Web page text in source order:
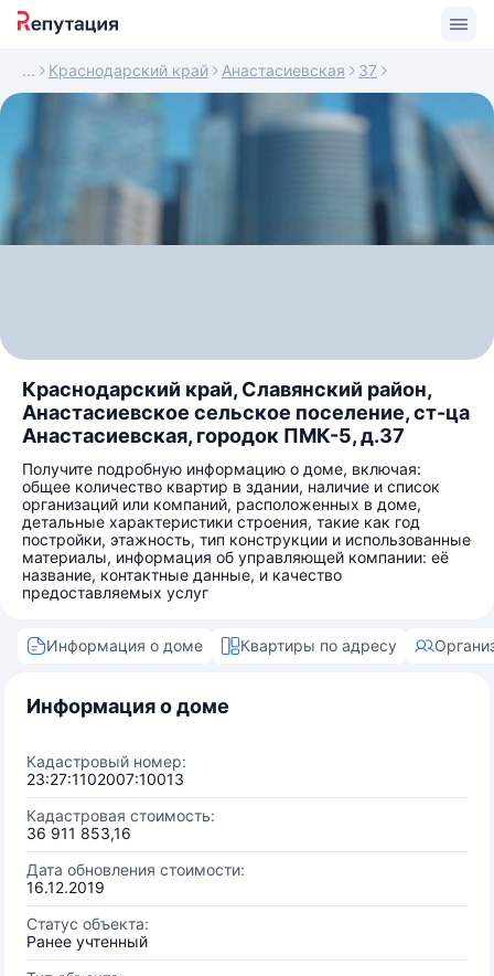
Краснодарский край Анастасиевская 37
Краснодарский край, Славянский район,
Анастасиевское сельское поселение, ст-ца
Анастасиевская, городок ПМК-5, д.37
Получите подробную информацию о доме, включая:
общее количество квартир в здании, наличие и список
организаций или компаний, расположенных в доме,
детальные характеристики строения, такие как год
постройки, этажность, тип конструкции и использованные
материалы, информация об управляющей компании: её
название, контактные данные, и качество
предоставляемых услуг
Информация о доме Квартиры по адресу
Информация о доме
Кадастровый номер:
23:27:1102007:10013
Кадастровая стоимость:
36 911 853,16
Дата обновления стоимости:
16.12.2019
Статус объекта:
Ранее учтенный